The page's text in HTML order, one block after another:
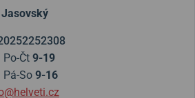
Po-Čt 9-19
Pá-So 9-16